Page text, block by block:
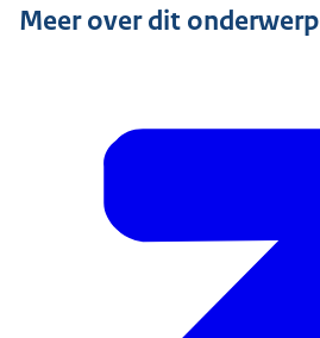
Meer over dit onderwerp